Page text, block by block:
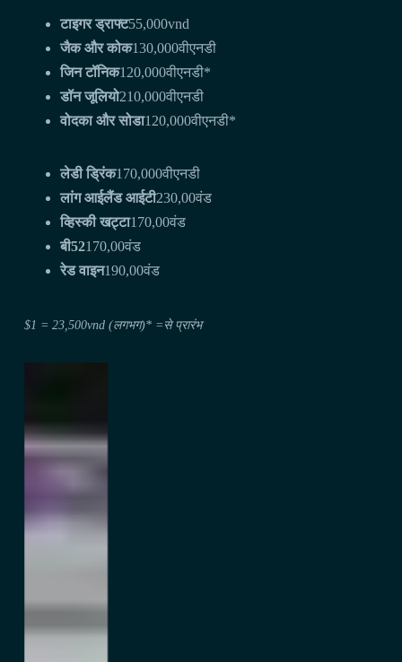
टाइगर ड्राफ्ट55,000vnd
जैक और कोक130,000वीएनडी
जिन टॉनिक120,000वीएनडी*
डॉन जूलियो210,000वीएनडी
वोदका और सोडा120,000वीएनडी*
लेडी ड्रिंक170,000वीएनडी
लांग आईलैंड आईटी230,00वंड
व्हिस्की खट्टा170,00वंड
बी52170,00वंड
रेड वाइन190,00वंड
$1 = 23,500vnd (लगभग)* =से प्रारंभ